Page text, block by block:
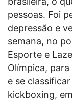
pessoas. Foi
depressão e
semana, no
Esporte e
Olímpica,
e se
kickboxing,